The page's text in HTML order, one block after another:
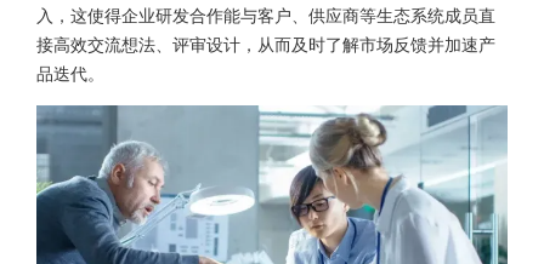
入，这使得企业研发合作能与客户、供应商等生态系统成员直
接高效交流想法、评审设计，从而及时了解市场反馈并加速产
品迭代。